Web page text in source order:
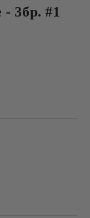
3бр. #1